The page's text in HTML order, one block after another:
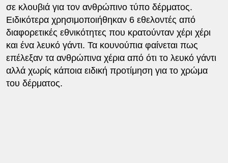
σε κλουβιά για τον ανθρώπινο τύπο δέρματος.
Ειδικότερα χρησιμοποιήθηκαν 6 εθελοντές από
διαφορετικές εθνικότητες που κρατούνταν χέρι χέρι
και ένα λευκό γάντι. Τα κουνούπια φαίνεται πως
επέλεξαν τα ανθρώπινα χέρια από ότι το λευκό γάντι
αλλά χωρίς κάποια ειδική προτίμηση για το χρώμα
του δέρματος.